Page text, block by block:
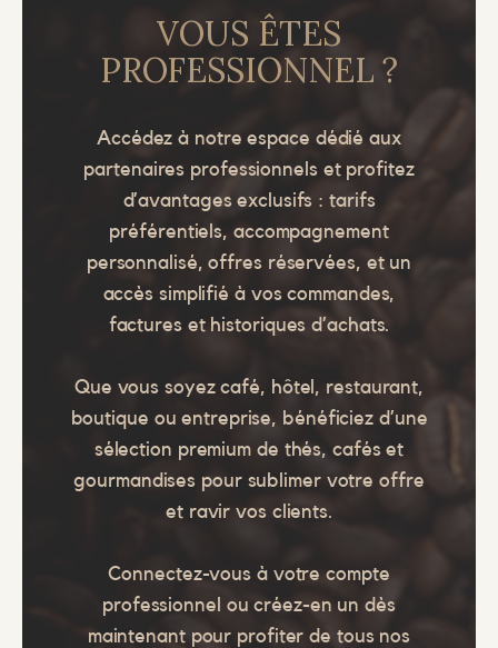
VOUS ÊTES
PROFESSIONNEL ?
Accédez à notre espace dédié aux
partenaires professionnels et profitez
d’avantages exclusifs : tarifs
préférentiels, accompagnement
personnalisé, offres réservées, et un
accès simplifié à vos commandes,
factures et historiques d’achats.
Que vous soyez café, hôtel, restaurant,
boutique ou entreprise, bénéficiez d’une
sélection premium de thés, cafés et
gourmandises pour sublimer votre offre
et ravir vos clients.
Connectez-vous à votre compte
professionnel ou créez-en un dès
maintenant pour profiter de tous nos